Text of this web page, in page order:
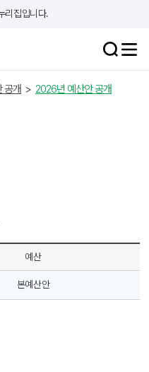
리집입니다.
공개 > 2026년 예산안 공개
예산
본예산안